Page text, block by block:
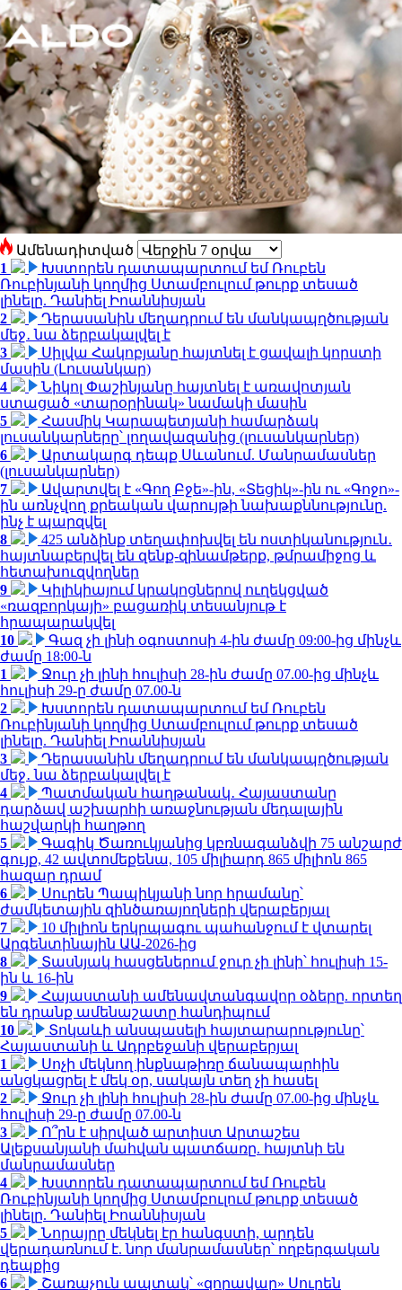
Ամենադիտված
1
Խստորեն դատապարտում եմ Ռուբեն
Ռուբինյանի կողմից Ստամբուլում թուրք տեսած
լինելը. Դանիել Իոաննիսյան
2
Դերասանին մեղադրում են մանկապղծության
մեջ․ նա ձերբակալվել է
3
Սիլվա Հակոբյանը հայտնել է ցավալի կորստի
մասին (Լուսանկար)
4
Նիկոլ Փաշինյանը հայտնել է առավոտյան
ստացած «տարօրինակ» նամակի մասին
5
Հասմիկ Կարապետյանի համարձակ
լուսանկարները՝ լողավազանից (լուսանկարներ)
6
Արտակարգ դեպք Սևանում. Մանրամասներ
(լուսանկարներ)
7
Ավարտվել է «Գող Բջե»-ին, «Տեցիկ»-ին ու «Գոջո»-
ին առնչվող քրեական վարույթի նախաքննությունը.
ինչ է պարզվել
8
425 անձինք տեղափոխվել են ոստիկանություն․
հայտնաբերվել են զենք-զինամթերք, թմրամիջոց և
հետախուզվողներ
9
Կիլիկիայում կրակոցներով ուղեկցված
«ռազբորկայի» բացառիկ տեսանյութ է
հրապարակվել
10
Գազ չի լինի օգոստոսի 4-ին ժամը 09:00-ից մինչև
ժամը 18:00-ն
1
Ջուր չի լինի հուլիսի 28-ին ժամը 07.00-ից մինչև
հուլիսի 29-ը ժամը 07.00-ն
2
Խստորեն դատապարտում եմ Ռուբեն
Ռուբինյանի կողմից Ստամբուլում թուրք տեսած
լինելը. Դանիել Իոաննիսյան
3
Դերասանին մեղադրում են մանկապղծության
մեջ․ նա ձերբակալվել է
4
Պատմական հաղթանակ․ Հայաստանը
դարձավ աշխարհի առաջնության մեդալային
հաշվարկի հաղթող
5
Գագիկ Ծառուկյանից կբռնագանձվի 75 անշարժ
գույք, 42 ավտոմեքենա, 105 միլիարդ 865 միլիոն 865
հազար դրամ
6
Սուրեն Պապիկյանի նոր հրամանը՝
ժամկետային զինծառայողների վերաբերյալ
7
10 միլիոն երկրպագու պահանջում է վտարել
Արգենտինային ԱԱ-2026-ից
8
Տասնյակ հասցեներում ջուր չի լինի՝ հուլիսի 15-
ին և 16-ին
9
Հայաստանի ամենավտանգավոր օձերը. որտեղ
են դրանք ամենաշատը հանդիպում
10
Տոկաևի անսպասելի հայտարարությունը՝
Հայաստանի և Ադրբեջանի վերաբերյալ
1
Սոչի մեկնող ինքնաթիռը ճանապարհին
անցկացրել է մեկ օր, սակայն տեղ չի հասել
2
Ջուր չի լինի հուլիսի 28-ին ժամը 07.00-ից մինչև
հուլիսի 29-ը ժամը 07.00-ն
3
Ո՞րն է սիրված արտիստ Արտաշես
Ալեքսանյանի մահվան պատճառը. հայտնի են
մանրամասներ
4
Խստորեն դատապարտում եմ Ռուբեն
Ռուբինյանի կողմից Ստամբուլում թուրք տեսած
լինելը. Դանիել Իոաննիսյան
5
Նորայրը մեկնել էր հանգստի, արդեն
վերադառնում է. նոր մանրամասներ՝ ողբերգական
դեպքից
6
Շառաչուն ապտակ՝ «զորավար» Սուրեն